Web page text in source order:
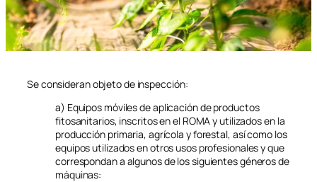
Se consideran objeto de inspección:
a) Equipos móviles de aplicación de productos
fitosanitarios, inscritos en el ROMA y utilizados en la
producción primaria, agrícola y forestal, así como los
equipos utilizados en otros usos profesionales y que
correspondan a algunos de los siguientes géneros de
máquinas: